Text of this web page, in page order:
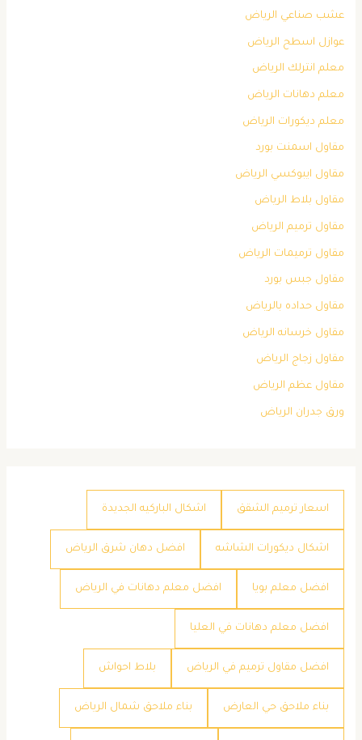
عشب صناعي الرياض
عوازل اسطح الرياض
معلم انترلك الرياض
معلم دهانات الرياض
معلم ديكورات الرياض
مقاول اسمنت بورد
مقاول ايبوكسي الرياض
مقاول بلاط الرياض
مقاول ترميم الرياض
مقاول ترميمات الرياض
مقاول جبس بورد
مقاول حداده بالرياض
مقاول خرسانه الرياض
مقاول زجاج الرياض
مقاول عظم الرياض
ورق جدران الرياض
اسعار ترميم الشقق اشكال الباركيه الجديدة
اشكال ديكورات الشاشه افضل دهان شرق الرياض
افضل معلم بويا افضل معلم دهانات في الرياض
افضل معلم دهانات في العليا
افضل مقاول ترميم في الرياض بلاط احواش
بناء ملاحق حي العارض بناء ملاحق شمال الرياض